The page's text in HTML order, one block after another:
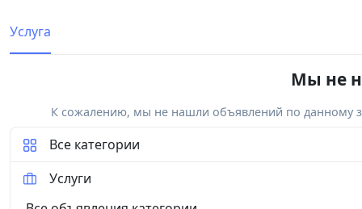
Услуга
Мы не
К сожалению, мы не нашли объявлений по данному
Все категории
Услуги